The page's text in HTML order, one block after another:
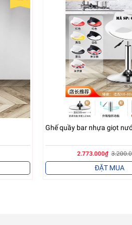
Ghế quầy bar nhựa giọt
2.773.000₫
ĐẶT MUA